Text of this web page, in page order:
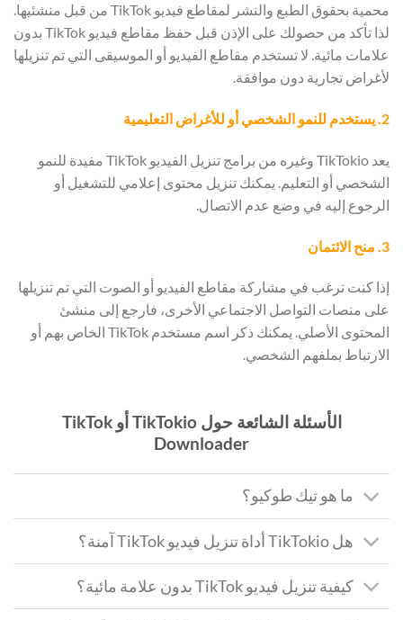
محمية بحقوق الطبع والنشر لمقاطع فيديو TikTok من قبل منشئيها.
لذا تأكد من حصولك على الإذن قبل حفظ مقاطع فيديو TikTok بدون
علامات مائية. لا تستخدم مقاطع الفيديو أو الموسيقى التي تم تنزيلها
لأغراض تجارية دون موافقة.
2. يستخدم للنمو الشخصي أو للأغراض التعليمية
يعد TikTokio وغيره من برامج تنزيل الفيديو TikTok مفيدة للنمو
الشخصي أو التعليم. يمكنك تنزيل محتوى إعلامي للتشغيل أو
الرجوع إليه في وضع عدم الاتصال.
3. منح الائتمان
إذا كنت ترغب في مشاركة مقاطع الفيديو أو الصوت التي تم تنزيلها
على منصات التواصل الاجتماعي الأخرى، فارجع إلى منشئ
المحتوى الأصلي. يمكنك ذكر اسم مستخدم TikTok الخاص بهم أو
الارتباط بملفهم الشخصي.
الأسئلة الشائعة حول TikTokio أو TikTok
Downloader
ما هو تيك طوكيو؟
هل TikTokio أداة تنزيل فيديو TikTok آمنة؟
كيفية تنزيل فيديو TikTok بدون علامة مائية؟